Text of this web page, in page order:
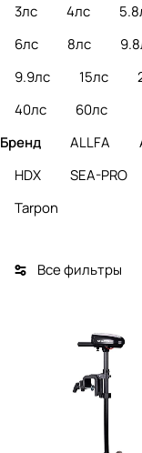
3лс
4лс
6лс
8лс
9.9лс
15лс
40лс
60лс
Бренд
ALLFA
HDX
SEA-PRO
Tarpon
Все фильтры